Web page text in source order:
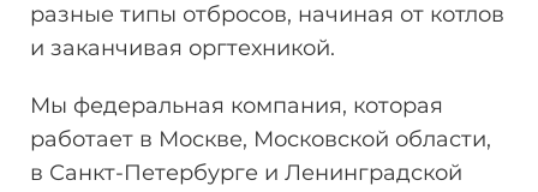
разные типы отбросов, начиная от котлов
и заканчивая оргтехникой.
Мы федеральная компания, которая
работает в Москве, Московской области,
в Санкт-Петербурге и Ленинградской